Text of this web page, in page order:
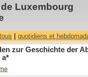
Luxembourg
tous quotidiens et
zur Geschichte der
a*